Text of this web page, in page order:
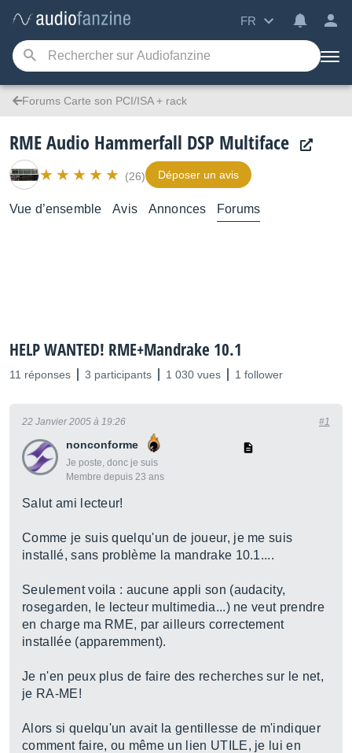
FR
Forums Carte son PCI/ISA + rack
RME Audio Hammerfall DSP Multiface
(26) Déposer un avis
Vue d’ensemble Avis Annonces Forums
HELP WANTED! RME+Mandrake 10.1
11 réponses 3 participants 1 030 vues 1 follower
nonconforme
Je poste, donc je suis
Membre depuis 23 ans
22 Janvier 2005 à 19:26 #1
Salut ami lecteur!
Comme je suis quelqu'un de joueur, je me suis
installé, sans problème la mandrake 10.1....
Seulement voila : aucune appli son (audacity,
rosegarden, le lecteur multimedia...) ne veut prendre
en charge ma RME, par ailleurs correctement
installée (apparemment).
Je n'en peux plus de faire des recherches sur le net,
je RA-ME!
Alors si quelqu'un avait la gentillesse de m'indiquer
comment faire, ou même un lien UTILE, je lui en